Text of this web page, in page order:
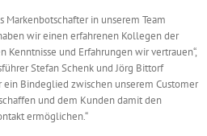
Markenbotschafter in unserem Team
wir einen erfahrenen Kollegen der
Kenntnisse und Erfahrungen wir vertrauen“,
Stefan Schenk und Jörg Bittorf
ein Bindeglied zwischen unserem Customer
und dem Kunden damit den
ermöglichen.“